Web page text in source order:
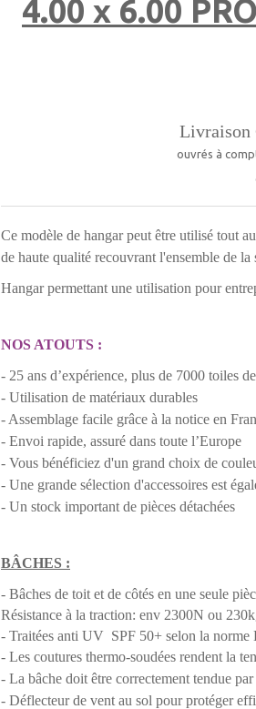
4.00 x 6.00
Livraison
ouvrés à
Ce modèle de hangar peut être utilisé tout
de haute qualité recouvrant l'ensemble de
Hangar permettant une utilisation pour
NOS ATOUTS :
- 25 ans d’expérience, plus de 7000 toiles
- Utilisation de matériaux durables
- Assemblage facile grâce à la notice en
- Envoi rapide, assuré dans toute l’Europe
- Vous bénéficiez d'un grand choix de
- Une grande sélection d'accessoires est
- Un stock important de pièces détachées
BÂCHES :
- Bâches de toit et de côtés en une seule
Résistance à la traction: env 2300N ou
- Traitées anti UV SPF 50+ selon la norme
- Les coutures thermo-soudées rendent la
- La bâche doit être correctement tendue
- Déflecteur de vent au sol pour protéger